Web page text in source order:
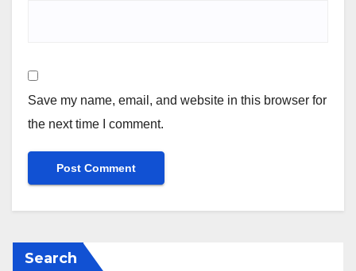
Save my name, email, and website in this browser for
the next time I comment.
Search